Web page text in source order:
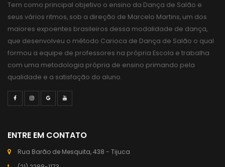
Tem como principal objetivo o ensino da Dança de Salão e
seus vários ritmos, sob a direção de Marcelo Martins, um dos
maiores expoentes brasileiros dessa modalidade de dança,
que desenvolveu o método Carioca de Dança de Salão o qual
formou a equipe de professores na própria Escola e trabalha
com uma metodologia própria de ensino primando pela
qualidade e a satisfação do aluno.
ENTRE EM CONTATO
Rua Barão de Mesquita, 438 - Tijuca